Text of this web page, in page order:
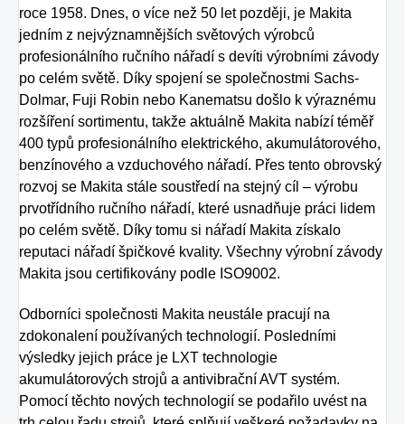
roce 1958. Dnes, o více než 50 let později, je Makita
jedním z nejvýznamnějších světových výrobců
profesionálního ručního nářadí s devíti výrobními závody
po celém světě. Díky spojení se společnostmi Sachs-
Dolmar, Fuji Robin nebo Kanematsu došlo k výraznému
rozšíření sortimentu, takže aktuálně Makita nabízí téměř
400 typů profesionálního elektrického, akumulátorového,
benzínového a vzduchového nářadí. Přes tento obrovský
rozvoj se Makita stále soustředí na stejný cíl – výrobu
prvotřídního ručního nářadí, které usnadňuje práci lidem
po celém světě. Díky tomu si nářadí Makita získalo
reputaci nářadí špičkové kvality. Všechny výrobní závody
Makita jsou certifikovány podle ISO9002.
Odborníci společnosti Makita neustále pracují na
zdokonalení používaných technologií. Posledními
výsledky jejich práce je LXT technologie
akumulátorových strojů a antivibrační AVT systém.
Pomocí těchto nových technologií se podařilo uvést na